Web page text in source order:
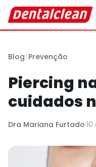
Blog/Prevenção
Piercing
cuidados
Dra Mariana Furtado·